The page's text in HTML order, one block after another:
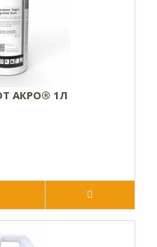
цветков и бутонов в
обладает высокой
поэтому
цветения культур
АКРО® 1Л